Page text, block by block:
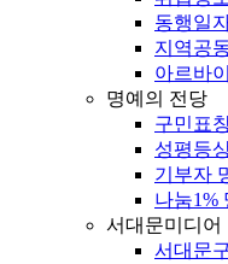
동행일
지역공
아르바
명예의 전당
구민표
성평등
기부자
나눔1%
서대문미디어
서대문